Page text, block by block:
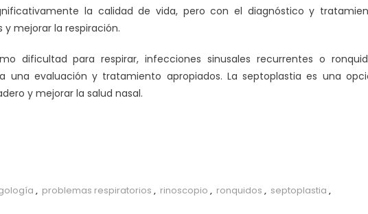
la calidad de vida, pero con el diagnóstico y
y mejorar la respiración.
dificultad para respirar, infecciones sinusales recurrentes o
una evaluación y tratamiento apropiados. La septoplastia es una
y mejorar la salud nasal.
, problemas respiratorios , rinoscopio , ronquidos , septoplastia ,